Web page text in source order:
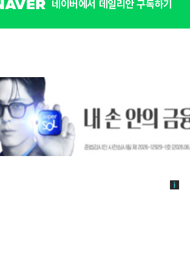
네이버에서 데일리안 구독하기